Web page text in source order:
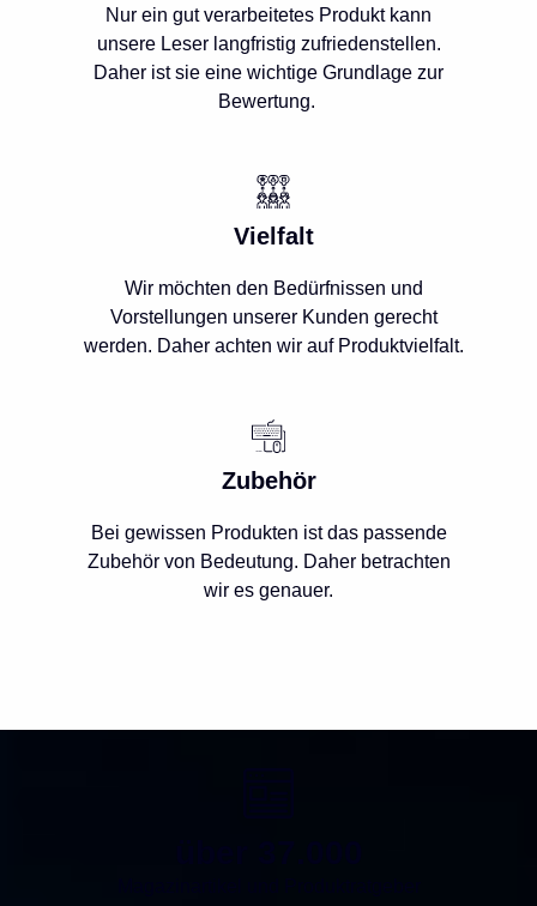
Nur ein gut verarbeitetes Produkt kann
unsere Leser langfristig zufriedenstellen.
Daher ist sie eine wichtige Grundlage zur
Bewertung.
Vielfalt
Wir möchten den Bedürfnissen und
Vorstellungen unserer Kunden gerecht
werden. Daher achten wir auf Produktvielfalt.
Zubehör
Bei gewissen Produkten ist das passende
Zubehör von Bedeutung. Daher betrachten
wir es genauer.